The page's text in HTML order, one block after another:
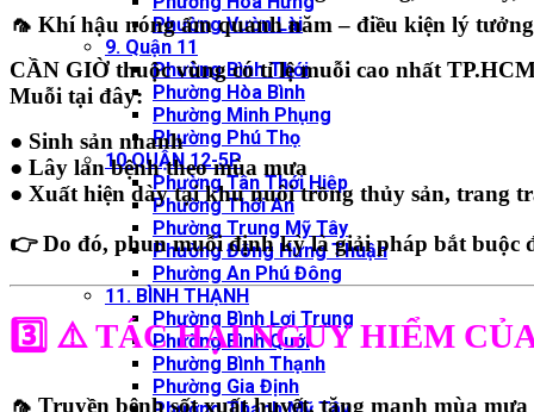
Phường Vườn Lài
9. Quận 11
Phường Bình Thới
Phường Hòa Bình
Phường Minh Phụng
Phường Phú Thọ
10.QUẬN 12-5P
Phường Tân Thới Hiệp
Phường Thới An
Phường Trung Mỹ Tây
Phường Đông Hưng Thuận
Phường An Phú Đông
11. BÌNH THẠNH
Phường Bình Lợi Trung
Phường Bình Quới
Phường Bình Thạnh
Phường Gia Định
🦟 Khí hậu nóng ẩm quanh năm – điều kiện lý
CẦN GIỜ thuộc vùng có tỉ lệ muỗi cao nhất
Muỗi tại đây:
● Sinh sản nhanh
● Lây lan bệnh theo mùa mưa
● Xuất hiện dày tại khu nuôi trồng thủy sản, trang
👉 Do đó, phun muỗi định kỳlà giải pháp bắt buộc
3️⃣ ⚠️ TÁC HẠI NGUY HIỂM
🦟 Truyền bệnh sốt xuất huyết, tăng mạnh mùa mưa